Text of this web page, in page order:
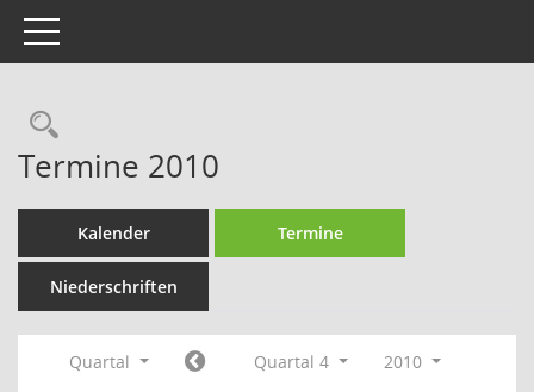
Toggle navigation
Rechercheauswahl
Termine 2010
Kalender Termine
Niederschriften
Quartal Quartal 4
2010